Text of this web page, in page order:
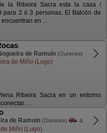
la Ribeira Sacra esta la casa /
para 2 ó 3 personas. El Balcón de
en ...
de Ramuín (Ourense)
de Miño (Lugo)
Ribeira Sacra en un entorno
...
de Ramuin (Ourense)
a
Miño (Lugo)